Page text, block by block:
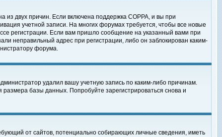
из двух причин. Если включена поддержка COPPA, и вы при
учетной записи. На многих форумах требуется, чтобы все новые
регистрации. Если вам пришло сообщение на указанный вами при
неправильный адрес при регистрации, либо он заблокирован каким-
форума.
удалил вашу учетную запись по каким-либо причинам.
базы данных. Попробуйте зарегистрироваться снова и
от сайтов, потенциально собирающих личные сведения, иметь